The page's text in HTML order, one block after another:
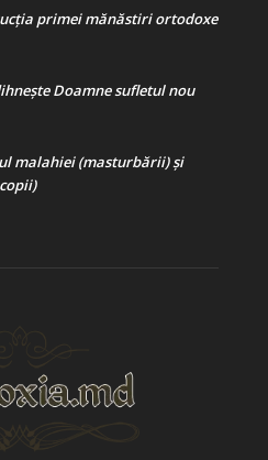
primei mănăstiri ortodoxe
Doamne sufletul nou
malahiei (masturbării) şi